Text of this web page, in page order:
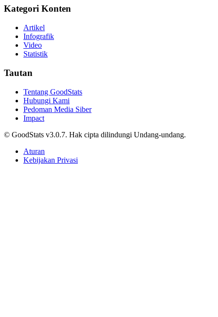
Kategori Konten
Artikel
Infografik
Video
Statistik
Tautan
Tentang GoodStats
Hubungi Kami
Pedoman Media Siber
Impact
© GoodStats v3.0.7. Hak cipta dilindungi Undang-undang.
Aturan
Kebijakan Privasi